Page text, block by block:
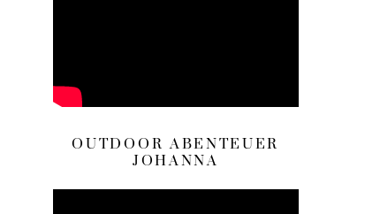
OUTDOOR ABENTEUER
JOHANNA